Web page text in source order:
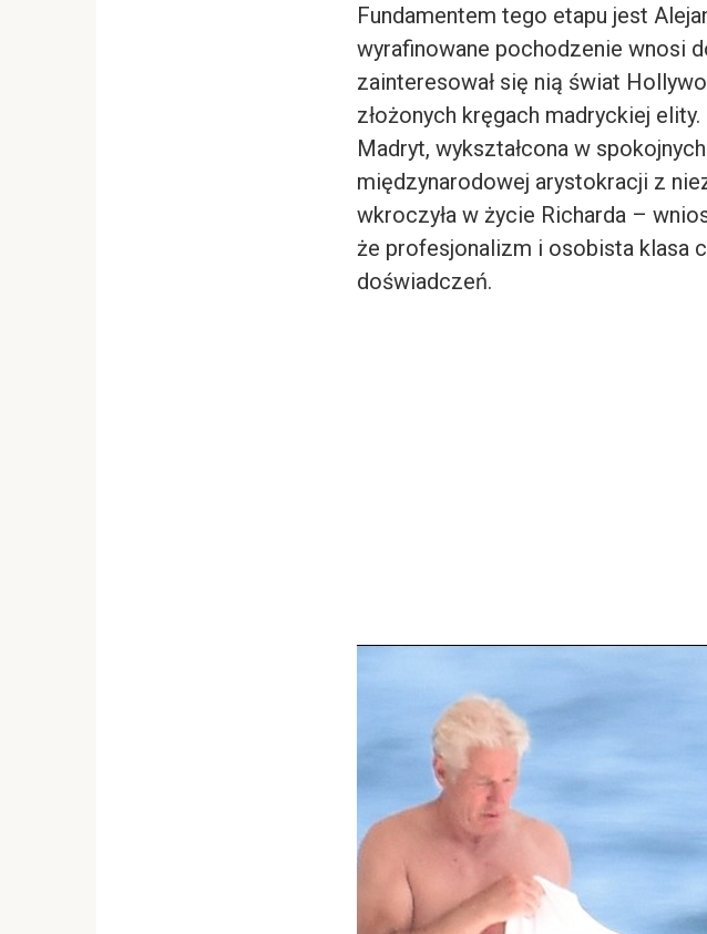
Fundamentem tego etapu jest
wyrafinowane pochodzenie wnosi
zainteresował się nią świat
złożonych kręgach madryckiej
Madryt, wykształcona w
międzynarodowej arystokracji z
wkroczyła w życie Richarda –
że profesjonalizm i osobista klasa
doświadczeń.